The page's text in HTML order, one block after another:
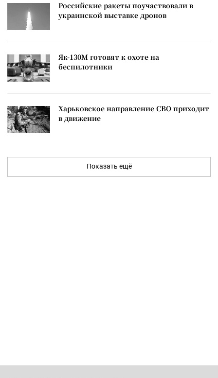
Российские ракеты поучаствовали в
украинской выставке дронов
Як-130М готовят к охоте на
беспилотники
Харьковское направление СВО приходит
в движение
Показать ещё